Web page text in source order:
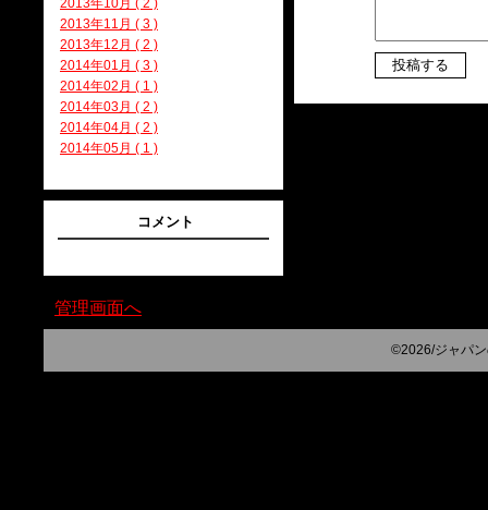
2013年10月 ( 2 )
2013年11月 ( 3 )
2013年12月 ( 2 )
2014年01月 ( 3 )
2014年02月 ( 1 )
2014年03月 ( 2 )
2014年04月 ( 2 )
2014年05月 ( 1 )
コメント
管理画面へ
©2026/ジャパ